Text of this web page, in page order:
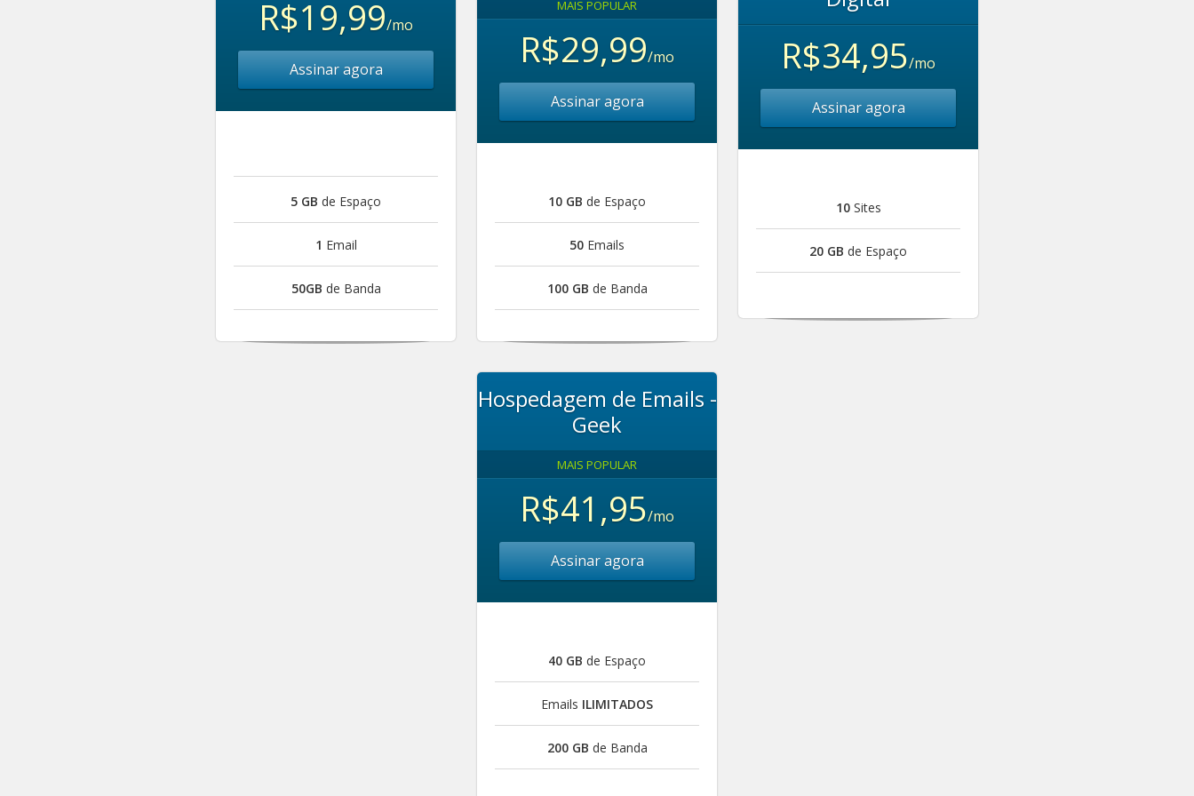
R$19,99/mo
Assinar agora
5 GB de Espaço
1 Email
50GB de Banda
MAIS POPULAR
R$29,99/mo
Assinar agora
10 GB de Espaço
50 Emails
100 GB de Banda
R$34,95/mo
Assinar agora
10Sites
20 GB de Espaço
Hospedagem de Emails -
Geek
MAIS POPULAR
R$41,95/mo
Assinar agora
40 GB de Espaço
Emails ILIMITADOS
200 GB de Banda